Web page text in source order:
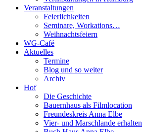
Veranstaltungen
Feierlichkeiten
Seminare, Workations…
Weihnachtsfeiern
WG-Café
Aktuelles
Termine
Blog und so weiter
Archiv
Hof
Die Geschichte
Bauernhaus als Filmlocation
Freundeskreis Anna Elbe
Vier- und Marschlande erhalten